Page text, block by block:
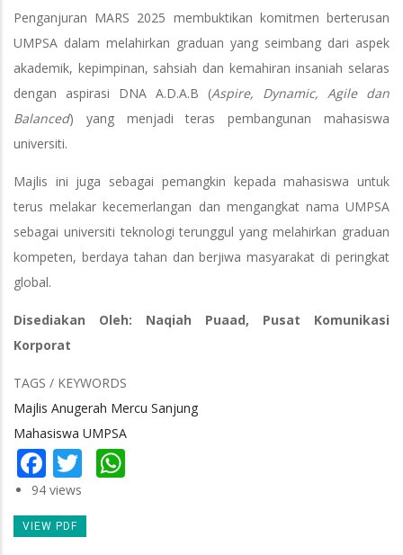
Penganjuran MARS 2025 membuktikan komitmen berterusan
UMPSA dalam melahirkan graduan yang seimbang dari aspek
akademik, kepimpinan, sahsiah dan kemahiran insaniah selaras
dengan aspirasi DNA A.D.A.B (Aspire, Dynamic, Agile dan
Balanced) yang menjadi teras pembangunan mahasiswa
universiti.
Majlis ini juga sebagai pemangkin kepada mahasiswa untuk
terus melakar kecemerlangan dan mengangkat nama UMPSA
sebagai universiti teknologi terunggul yang melahirkan graduan
kompeten, berdaya tahan dan berjiwa masyarakat di peringkat
global.
Disediakan Oleh: Naqiah Puaad, Pusat Komunikasi
Korporat
TAGS / KEYWORDS
Majlis Anugerah Mercu Sanjung
Mahasiswa UMPSA
Facebook
Twitter
94 views
VIEW PDF